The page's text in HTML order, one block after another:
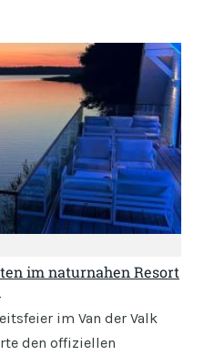
im naturnahen Resort
im Van der Valk
den offiziellen